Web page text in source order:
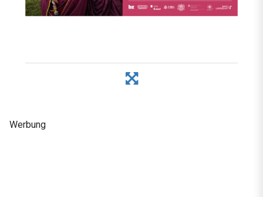
Werbung